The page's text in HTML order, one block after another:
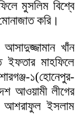
মুসলিম বিশ্বে
করি।
খাঁন
ইফতার মাহফিলে
১(হোনেপুর-
আওয়ামী লীগের
আশরাফুল ইসলাম